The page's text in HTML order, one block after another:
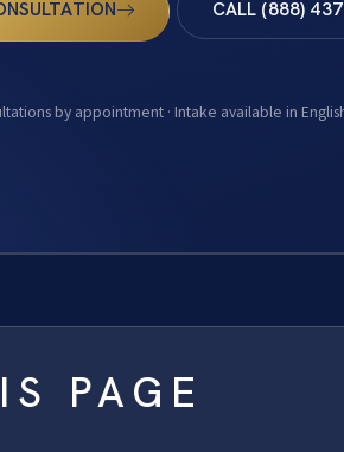
CALL (888)
by appointment · Intake available in
PAGE